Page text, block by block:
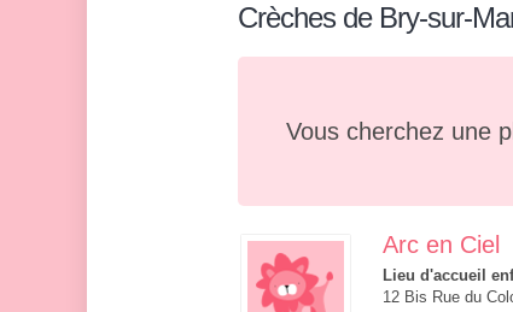
Crèches de Bry-sur-
Vous cherchez une
Arc en Ciel
Lieu d'accueil
12 Bis Rue du